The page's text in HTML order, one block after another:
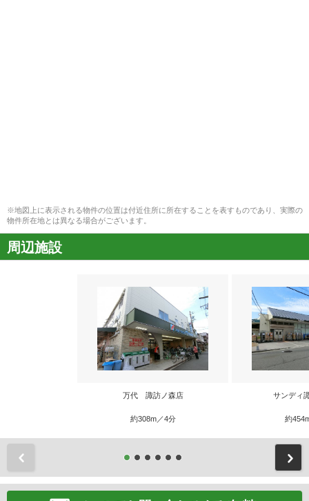
※地図上に表示される物件の位置は付近住所に所在することを表すものであり、実際の
物件所在地とは異なる場合がございます。
周辺施設
万代 諏訪ノ森店
約308m／4分
サンディ
約